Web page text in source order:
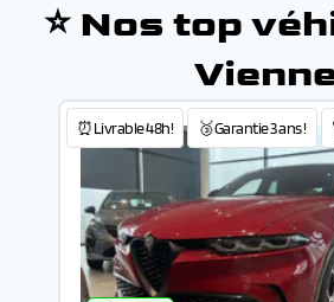
⭐ Nos top
⏰Livrable 48h! 🥉Garantie 3 ans !